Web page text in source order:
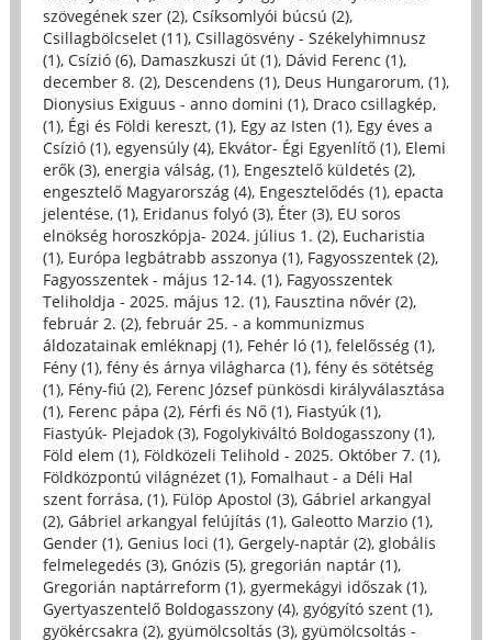
szövegének szer (2), Csíksomlyói búcsú (2),
Csillagbölcselet (11), Csillagösvény - Székelyhimnusz
(1), Csízió (6), Damaszkuszi út (1), Dávid Ferenc (1),
december 8. (2), Descendens (1), Deus Hungarorum, (1),
Dionysius Exiguus - anno domini (1), Draco csillagkép,
(1), Égi és Földi kereszt, (1), Egy az Isten (1), Egy éves a
Csízió (1), egyensúly (4), Ekvátor- Égi Egyenlítő (1), Elemi
erők (3), energia válság, (1), Engesztelő küldetés (2),
engesztelő Magyarország (4), Engesztelődés (1), epacta
jelentése, (1), Eridanus folyó (3), Éter (3), EU soros
elnökség horoszkópja- 2024. július 1. (2), Eucharistia
(1), Európa legbátrabb asszonya (1), Fagyosszentek (2),
Fagyosszentek - május 12-14. (1), Fagyosszentek
Teliholdja - 2025. május 12. (1), Fausztina nővér (2),
február 2. (2), február 25. - a kommunizmus
áldozatainak emléknapj (1), Fehér ló (1), felelősség (1),
Fény (1), fény és árnya világharca (1), fény és sötétség
(1), Fény-fiú (2), Ferenc József pünkösdi királyválasztása
(1), Ferenc pápa (2), Férfi és Nő (1), Fiastyúk (1),
Fiastyúk- Plejadok (3), Fogolykiváltó Boldogasszony (1),
Föld elem (1), Földközeli Telihold - 2025. Október 7. (1),
Földközpontú világnézet (1), Fomalhaut - a Déli Hal
szent forrása, (1), Fülöp Apostol (3), Gábriel arkangyal
(2), Gábriel arkangyal felújítás (1), Galeotto Marzio (1),
Gender (1), Genius loci (1), Gergely-naptár (2), globális
felmelegedés (3), Gnózis (5), gregorián naptár (1),
Gregorián naptárreform (1), gyermekágyi időszak (1),
Gyertyaszentelő Boldogasszony (4), gyógyító szent (1),
gyökércsakra (2), gyümölcsoltás (3), gyümölcsoltás -